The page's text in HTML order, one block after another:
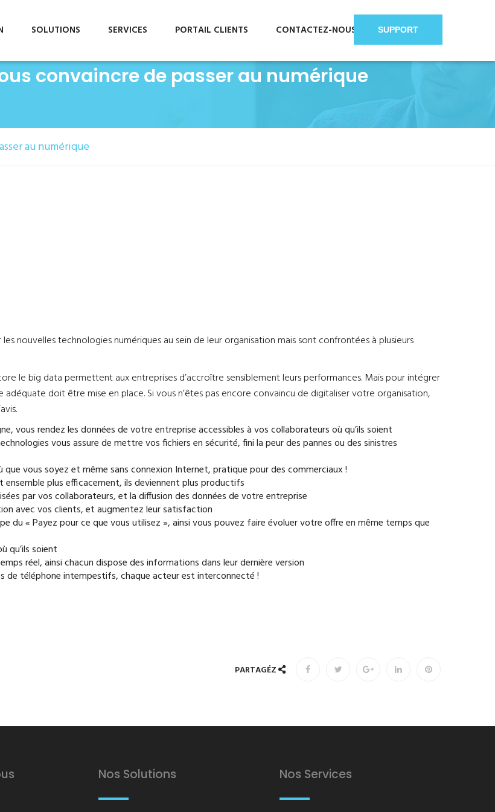
SOLUTIONS SERVICES PORTAIL CLIENTS CONTACTEZ-NOUS SUPPORT
convaincre de passer au numérique
au numérique
nouvelles technologies numériques au sein de leur organisation mais sont confrontées à plusieurs
le big data permettent aux entreprises d’accroître sensiblement leurs performances. Mais pour intégrer
doit être mise en place. Si vous n’êtes pas encore convaincu de digitaliser votre organisation,
vous rendez les données de votre entreprise accessibles à vos collaborateurs où qu’ils soient
vous assure de mettre vos fichiers en sécurité, fini la peur des pannes ou des sinistres
vous soyez et même sans connexion Internet, pratique pour des commerciaux !
plus efficacement, ils deviennent plus productifs
par vos collaborateurs, et la diffusion des données de votre entreprise
avec vos clients, et augmentez leur satisfaction
du « Payez pour ce que vous utilisez », ainsi vous pouvez faire évoluer votre offre en même temps que
qu’ils soient
réel, ainsi chacun dispose des informations dans leur dernière version
de téléphone intempestifs, chaque acteur est interconnecté !
PARTAGÉZ
Nos Solutions Nos Services